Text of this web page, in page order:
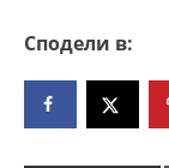
Сподели в: